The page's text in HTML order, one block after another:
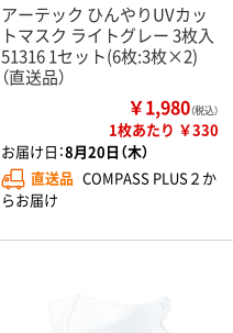
アーテック ひんやりUVカッ
トマスク ライトグレー 3枚入
51316 1セット(6枚:3枚×2)
（直送品）
￥1,980（税込）
1枚あたり ￥330
お届け日：8月20日（木）
直送品 COMPASS PLUS２か
らお届け